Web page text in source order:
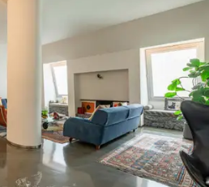
профессиональном уровне.
лестница из стекла
полностью посвященный
люкс занимает наиболее
экспозицией,
и гардеробной, а
встроенным рабочим